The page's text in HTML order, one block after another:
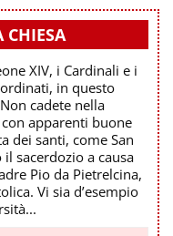
CHIESA
XIV, i Cardinali e i
in questo
cadete nella
apparenti buone
dei santi, come San
sacerdozio a causa
Pio da Pietrelcina,
Vi sia d’esempio